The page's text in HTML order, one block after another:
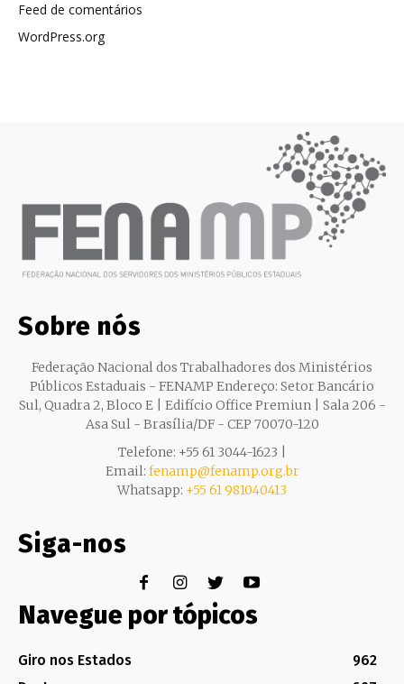
Feed de comentários
WordPress.org
Sobre nós
Federação Nacional dos Trabalhadores dos Ministérios
Públicos Estaduais - FENAMP Endereço: Setor Bancário
Sul, Quadra 2, Bloco E | Edifício Office Premiun | Sala 206 -
Asa Sul - Brasília/DF - CEP 70070-120
Telefone: +55 61 3044-1623 |
Email: fenamp@fenamp.org.br
Whatsapp: +55 61 981040413
Siga-nos
Navegue por tópicos
Giro nos Estados
962